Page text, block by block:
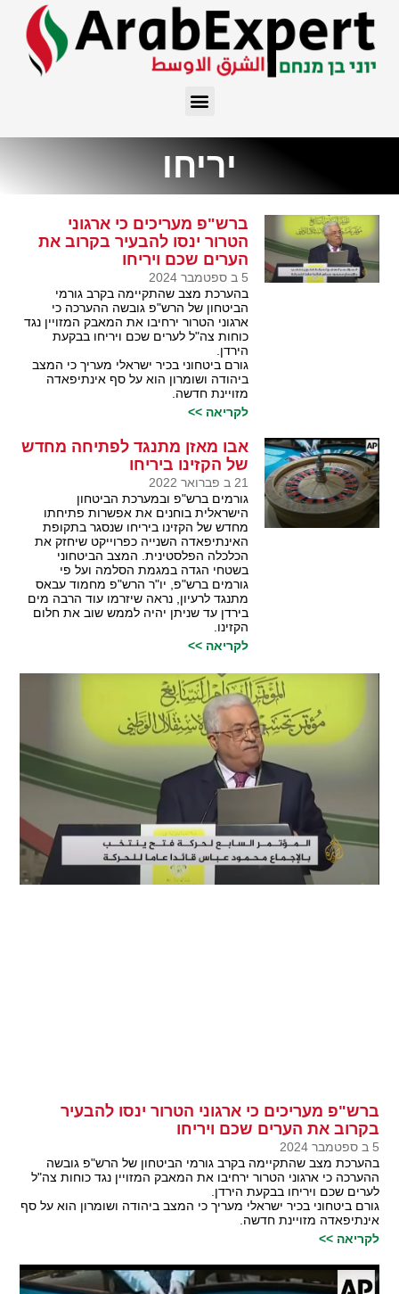
יריחו
ברש"פ מעריכים כי ארגוני
הטרור ינסו להבעיר בקרוב את
הערים שכם ויריחו
5 ב ספטמבר 2024
בהערכת מצב שהתקיימה בקרב גורמי
הביטחון של הרש"פ גובשה ההערכה כי
ארגוני הטרור ירחיבו את המאבק המזויין נגד
כוחות צה"ל לערים שכם ויריחו בבקעת
הירדן.
גורם ביטחוני בכיר ישראלי מעריך כי המצב
ביהודה ושומרון הוא על סף אינתיפאדה
מזויינת חדשה.
לקריאה >>
אבו מאזן מתנגד לפתיחה מחדש
של הקזינו ביריחו
21 ב פברואר 2022
גורמים ברש"פ ובמערכת הביטחון
הישראלית בוחנים את אפשרות פתיחתו
מחדש של הקזינו ביריחו שנסגר בתקופת
האינתיפאדה השנייה כפרוייקט שיחזק את
הכלכלה הפלסטינית. המצב הביטחוני
בשטחי הגדה במגמת הסלמה ועל פי
גורמים ברש"פ, יו"ר הרש"פ מחמוד עבאס
מתנגד לרעיון, נראה שיזרמו עוד הרבה מים
בירדן עד שניתן יהיה לממש שוב את חלום
הקזינו.
לקריאה >>
ברש"פ מעריכים כי ארגוני הטרור ינסו להבעיר
בקרוב את הערים שכם ויריחו
5 ב ספטמבר 2024
בהערכת מצב שהתקיימה בקרב גורמי הביטחון של הרש"פ גובשה
ההערכה כי ארגוני הטרור ירחיבו את המאבק המזויין נגד כוחות צה"ל
לערים שכם ויריחו בבקעת הירדן.
גורם ביטחוני בכיר ישראלי מעריך כי המצב ביהודה ושומרון הוא על סף
אינתיפאדה מזויינת חדשה.
לקריאה >>